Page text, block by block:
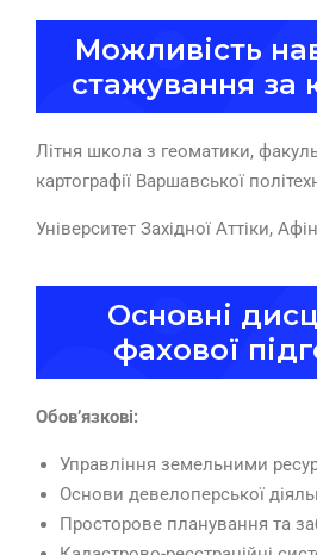
Можливість
стажування за
Літня школа з геоматики,
картографії Варшавської
Університет Західної Аттіки,
Основні
фахової
Обов’язкові:
Управління земельними
Основи девелоперської
Просторове планування та